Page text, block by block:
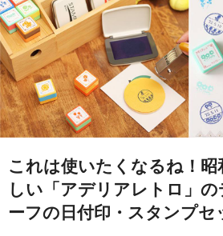
これは使いたくなるね！
しい「アデリアレトロ」
ーフの日付印・スタンプセ